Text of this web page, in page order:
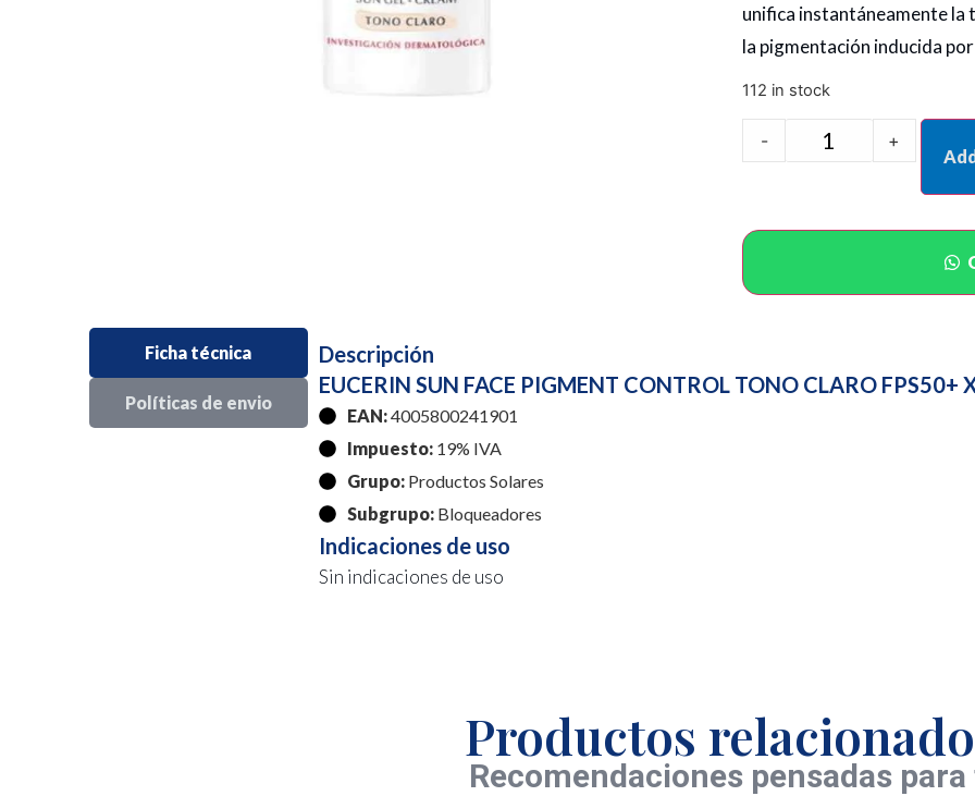
unifica instantáneamente la
la pigmentación inducida por
112 in stock
- +
Ficha técnica
Políticas de envio
Descripción
EUCERIN SUN FACE PIGMENT CONTROL TONO CLARO FPS50+
EAN:4005800241901
Impuesto:19% IVA
Grupo:Productos Solares
Subgrupo:Bloqueadores
Indicaciones de uso
Sin indicaciones de uso
Productos
Recomendaciones pensadas